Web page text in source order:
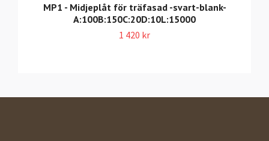
MP1 - Midjeplåt för träfasad -svart-blank-
A:100B:150C:20D:10L:15000
1 420 kr